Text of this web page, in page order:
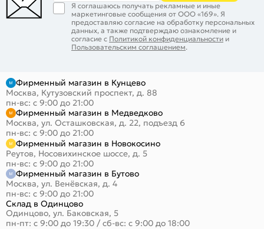
Я соглашаюсь получать рекламные и иные
маркетинговые сообщения от ООО «169». Я
предоставляю согласие на обработку персональных
данных, а также подтверждаю ознакомление и
согласие с Политикой конфиденциальности и
Пользовательским соглашением.
Фирменный магазин в Кунцево
Москва, Кутузовский проспект, д. 88
пн-вс: с 9:00 до 21:00
Фирменный магазин в Медведково
Москва, ул. Осташковская, д. 22, подъезд 6
пн-вс: с 9:00 до 21:00
Фирменный магазин в Новокосино
Реутов, Носовихинское шоссе, д. 5
пн-вс: с 9:00 до 21:00
Фирменный магазин в Бутово
Москва, ул. Венёвская, д. 4
пн-вс: с 9:00 до 21:00
Склад в Одинцово
Одинцово, ул. Баковская, 5
пн-пт: с 9:00 до 19:30 / сб-вс: с 9:00 до 18:00